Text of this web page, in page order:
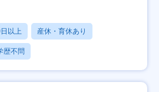
以上 産休・育休あり
歴不問